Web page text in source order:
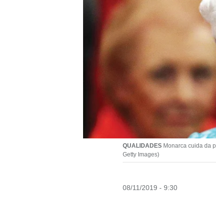
QUALIDADES Monarca cuida da
Getty Images)
08/11/2019 - 9:30